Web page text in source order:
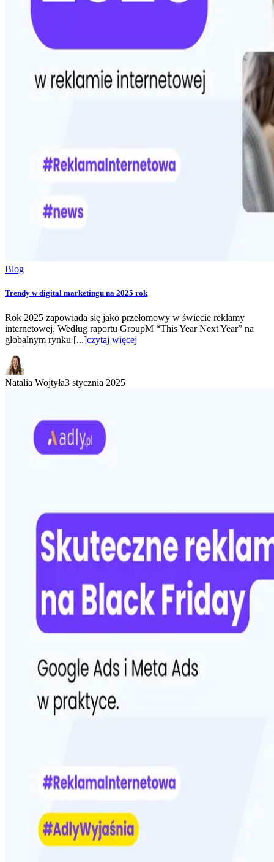
Blog
Trendy w digital marketingu na 2025 rok
Rok 2025 zapowiada się jako przełomowy w świecie reklamy
internetowej. Według raportu GroupM “This Year Next Year” na
globalnym rynku [...]czytaj więcej
Natalia Wojtyła3 stycznia 2025